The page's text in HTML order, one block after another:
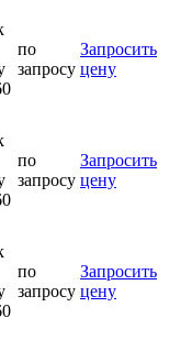
по
запросу
Запросить
цену
по
запросу
Запросить
цену
по
запросу
Запросить
цену